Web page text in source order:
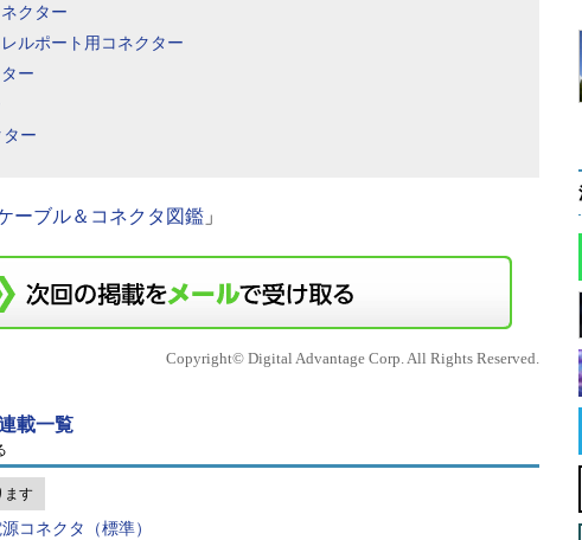
クター
ルポート用コネクター
ー
ー
ーブル＆コネクタ図鑑 」
Copyright© Digital Advantage Corp. All Rights Reserved.
載一覧
ます
コネクタ（標準）